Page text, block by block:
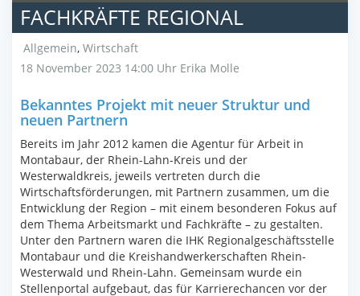
FACHKRÄFTE REGIONAL
Allgemein, Wirtschaft
18 November 2023 14:00 Uhr Erika Molle
Bekanntes Projekt mit neuer Struktur und
neuen Partnern
Bereits im Jahr 2012 kamen die Agentur für Arbeit in
Montabaur, der Rhein-Lahn-Kreis und der
Westerwaldkreis, jeweils vertreten durch die
Wirtschaftsförderungen, mit Partnern zusammen, um die
Entwicklung der Region – mit einem besonderen Fokus auf
dem Thema Arbeitsmarkt und Fachkräfte – zu gestalten.
Unter den Partnern waren die IHK Regionalgeschäftsstelle
Montabaur und die Kreishandwerkerschaften Rhein-
Westerwald und Rhein-Lahn. Gemeinsam wurde ein
Stellenportal aufgebaut, das für Karrierechancen vor der